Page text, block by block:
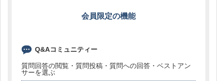
会員限定の機能
Q&Aコミュニティー
質問回答の閲覧・質問投稿・質問への回答・ベストアン
サーを選ぶ